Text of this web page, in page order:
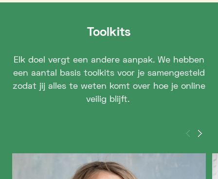
Toolkits
Elk doel vergt een andere aanpak. We hebben
een aantal basis toolkits voor je samengesteld
zodat jij alles te weten komt over hoe je online
veilig blijft.